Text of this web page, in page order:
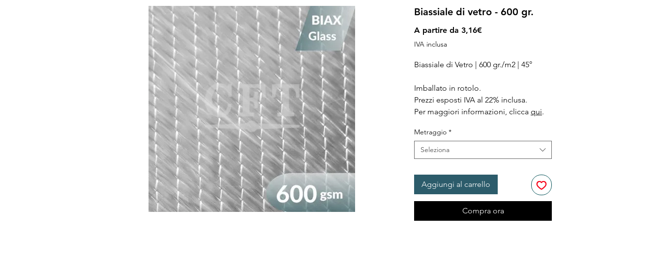
Biassiale di vetro - 600 gr.
A partire da 3,16€Prezzo
IVA inclusa
Biassiale di Vetro | 600 gr./m2 | 45°
Imballato in rotolo.
Prezzi esposti IVA al 22% inclusa.
Per maggiori informazioni, clicca qui.
Metraggio *
Seleziona
Aggiungi al carrello
Compra ora